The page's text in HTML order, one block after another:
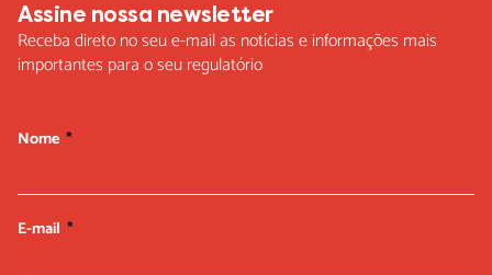
Assine nossa newsletter
Receba direto no seu e-mail as notícias e informações mais
importantes para o seu regulatório
Nome
E-mail